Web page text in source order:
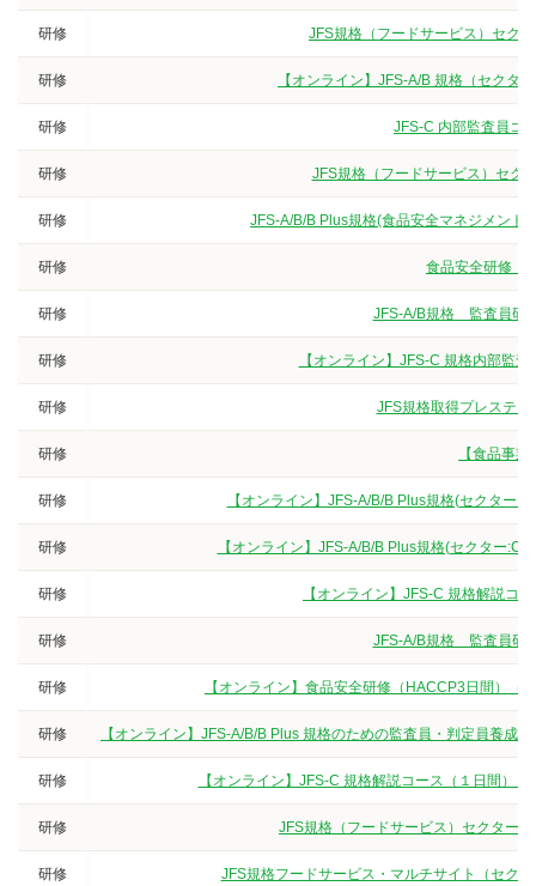
研修 JFS規格（フードサービス）セク
研修 【オンライン】JFS-A/B 規格（セクタ
研修 JFS-C 内部監査員コ
研修 JFS規格（フードサービス）セク
研修 JFS-A/B/B Plus規格(食品安全マネジメント
研修 食品安全研修（
研修 JFS-A/B規格 監査員研
研修 【オンライン】JFS-C 規格内部監
研修 JFS規格取得プレステ
研修 【食品事
研修 【オンライン】JFS-A/B/B Plus規格(セクタ
研修 【オンライン】JFS-A/B/B Plus規格(セクター
研修 【オンライン】JFS-C 規格解説コ
研修 JFS-A/B規格 監査員研
研修 【オンライン】食品安全研修（HACCP3日間）
研修 【オンライン】JFS-A/B/B Plus 規格のための監査員・判定員養
研修 【オンライン】JFS-C 規格解説コース（１日間）
研修 JFS規格（フードサービス）セクター
研修 JFS規格フードサービス・マルチサイト（セク